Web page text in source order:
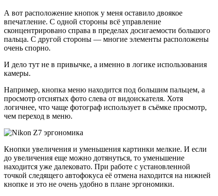
А вот расположение кнопок у меня оставило двоякое
впечатление. С одной стороны всё управление
сконцентрировано справа в пределах досигаемости большого
пальца. С другой стороны — многие элементы расположены
очень спорно.
И дело тут не в привычке, а именно в логике использования
камеры.
Например, кнопка меню находится под большим пальцем, а
просмотр отснятых фото слева от видоискателя. Хотя
логичнее, что чаще фотограф использует в съёмке просмотр,
чем переход в меню.
Кнопки увеличения и уменьшения картинки мелкие. И если
до увеличения еще можно дотянуться, то уменьшение
находится уже далековато. При работе с установленной
точкой следящего автофокуса её отмена находится на нижней
кнопке и это не очень удобно в плане эргономики.